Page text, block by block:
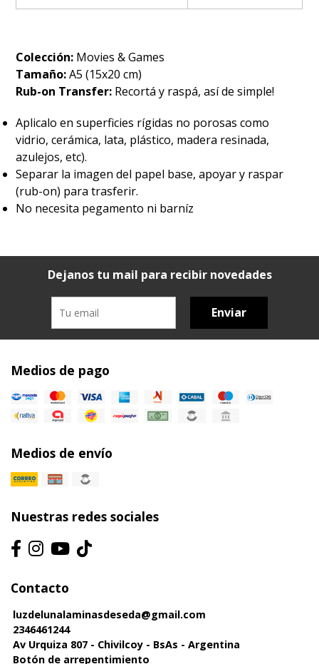
Colección: Movies & Games
Tamaño:A5 (15x20 cm)
Rub-on Transfer: Recortá y raspá, así de simple!
Aplicalo en superficies rígidas no porosas como
vidrio, cerámica, lata, plástico, madera resinada,
azulejos, etc).
Separar la imagen del papel base, apoyar y raspar
(rub-on) para trasferir.
No necesita pegamento ni barníz
Dejanos tu mail para recibir novedades
Enviar
Medios de pago
Medios de envío
Nuestras redes sociales
Contacto
luzdelunalaminasdeseda@gmail.com
2346461244
Av Urquiza 807 - Chivilcoy - BsAs - Argentina
Botón de arrepentimiento